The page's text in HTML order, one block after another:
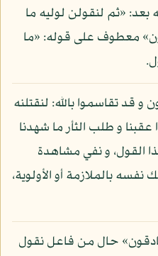
بعد: «ثم لنقولن لوليه ما
معطوف على قوله: «ما
قد تقاسموا بالله: لنقتلنه
عقبنا و طلب الثأر ما شهدنا
القول، و نفي مشاهدة
بالملازمة أو الأولوية،
حال من فاعل نقول